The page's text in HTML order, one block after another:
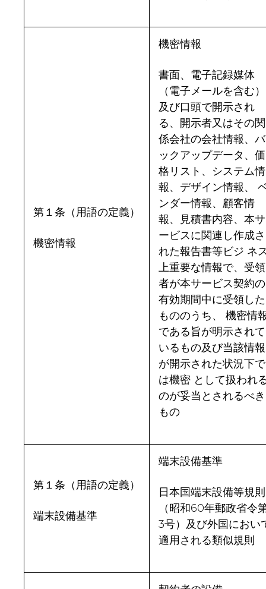
第１条（用語の定義）
機密情報
機密情報
書面、電子記録媒体
（電子メールを含む）
及び口頭で開示され
る、開示者又はその関
係会社の会社情報、バ
ックアップデータ、価
格リスト、システム情
報、デザイン情報、
ンダー情報、顧客情
報、見積書内容、本サ
ービスに関連し作成さ
れた報告書等ビジ ネ
上重要な情報で、受領
者が本サービス契約の
有効期間中に受領した
もののうち、 機密情
である旨が明示されて
いるもの及び当該情報
が開示された状況下で
は機密 として扱われ
のが妥当とされるべき
もの
第１条（用語の定義）
端末設備基準
端末設備基準
日本国端末設備等規則
（昭和60年郵政省令
3号）及び外国におい
適用される類似規則